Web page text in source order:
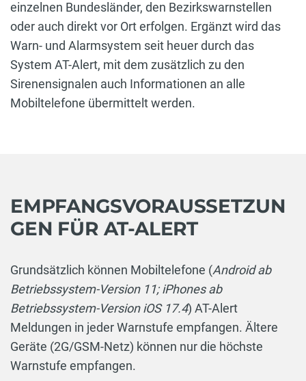
einzelnen Bundesländer, den Bezirkswarnstellen
oder auch direkt vor Ort erfolgen. Ergänzt wird das
Warn- und Alarmsystem seit heuer durch das
System AT-Alert, mit dem zusätzlich zu den
Sirenensignalen auch Informationen an alle
Mobiltelefone übermittelt werden.
EMPFANGSVORAUSSETZUN
GEN FÜR AT-ALERT
Grundsätzlich können Mobiltelefone (Android ab
Betriebssystem-Version 11; iPhones ab
Betriebssystem-Version iOS 17.4) AT-Alert
Meldungen in jeder Warnstufe empfangen. Ältere
Geräte (2G/GSM-Netz) können nur die höchste
Warnstufe empfangen.